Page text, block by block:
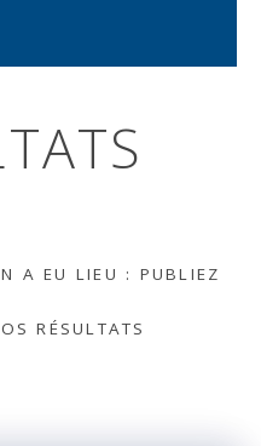
A EU LIEU : PUBLIEZ
RÉSULTATS